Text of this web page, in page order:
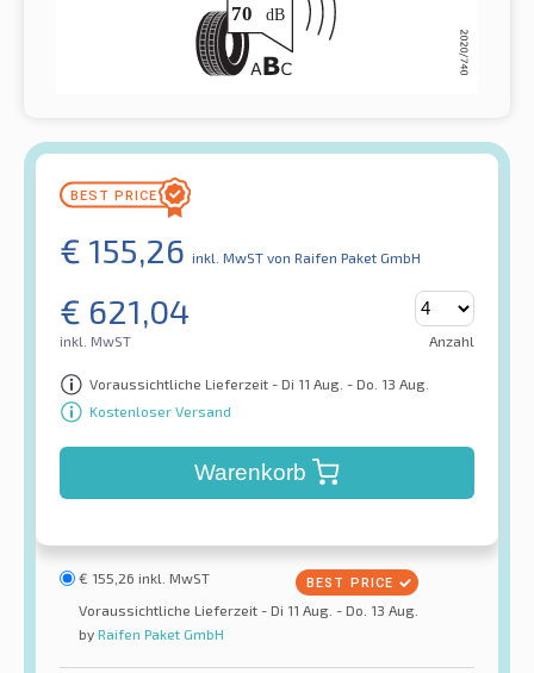
€ 155,26 inkl. MwST von Raifen Paket GmbH
€ 621,04
inkl. MwST Anzahl
Voraussichtliche Lieferzeit - Di 11 Aug. - Do. 13 Aug.
Kostenloser Versand
Warenkorb
€ 155,26 inkl. MwST
Voraussichtliche Lieferzeit - Di 11 Aug. - Do. 13 Aug.
by Raifen Paket GmbH